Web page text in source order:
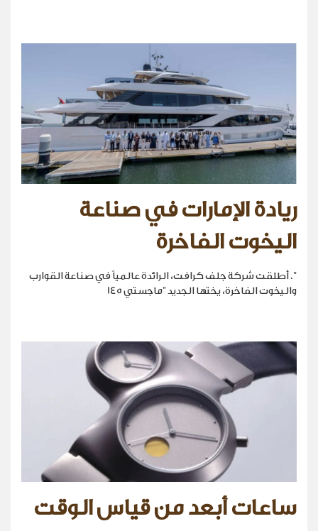
ريادة الإمارات في صناعة
اليخوت الفاخرة
". أطلقت شركة جلف كرافت، الرائدة عالمياً في صناعة القوارب
واليخوت الفاخرة، يختها الجديد "ماجستي 145
ساعات أبعد من قياس الوقت